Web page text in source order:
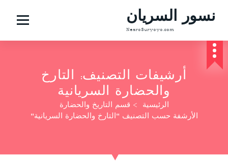
ج
نسور السريان
NesroSuryoyo.com
أرشيفات التصنيف: التارخ
والحضارة السريانية
الرئيسية > قسم التاريخ والحضارة
الأرشفة حسب التصنيف "التارخ والحضارة السريانية"